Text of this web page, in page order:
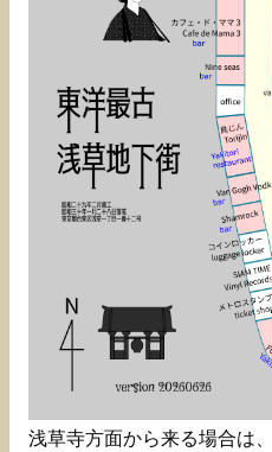
浅草寺方面から来る場合は